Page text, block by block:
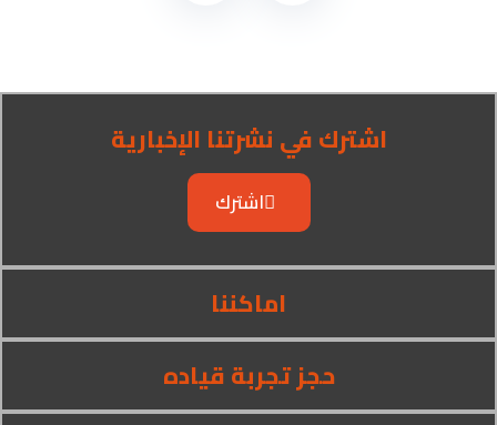
اشترك في نشرتنا الإخبارية
اشترك
اماكننا
حجز تجربة قياده